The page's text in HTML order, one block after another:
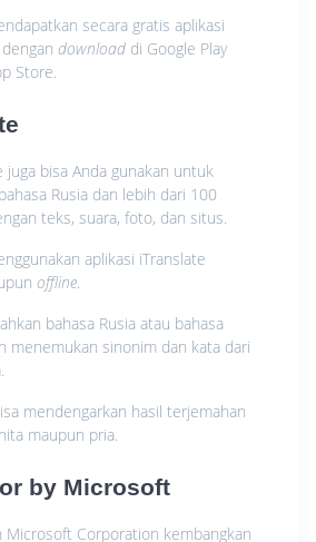
secara gratis aplikasi
download di Google Play
Store.
juga bisa Anda gunakan untuk
Rusia dan lebih dari 100
teks, suara, foto, dan situs.
aplikasi iTranslate
offline.
bahasa Rusia atau bahasa
menemukan sinonim dan kata dari
mendengarkan hasil terjemahan
maupun pria.
by Microsoft
Microsoft Corporation kembangkan